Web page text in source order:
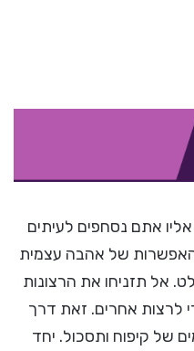
אתם נסחפים לעיתים
האפשרות של אהבה עצמית
אל תזניחו את הרצונות
לרצות אחרים. זאת דרך
של קיפוח ותסכול. יחד